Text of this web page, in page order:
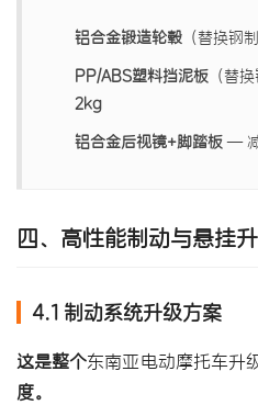
铝合金锻造轮毂 （替换钢
PP/ABS塑料挡泥板 （替
2kg
铝合金后视镜+脚踏板—
四、高性能制动与悬挂
4.1 制动系统升级方案
这是整个东南亚电动摩托车升
度。